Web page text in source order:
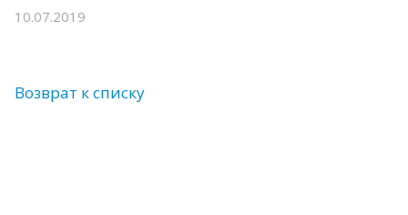
10.07.2019
Возврат к списку